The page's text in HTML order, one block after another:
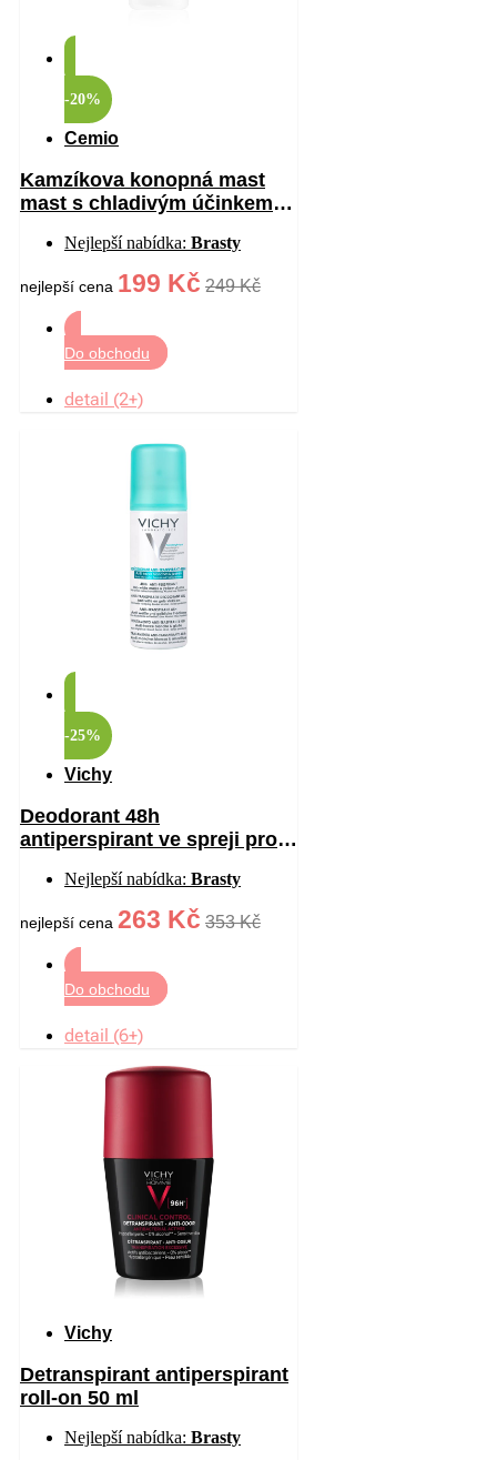
-20%
Cemio
Kamzíkova konopná mast
mast s chladivým účinkem
Nejlepší nabídka: Brasty
nejlepší cena 199 Kč 249 Kč
Do obchodu
detail (2+)
-25%
Vichy
Deodorant 48h
antiperspirant ve spreji proti
Nejlepší nabídka: Brasty
nejlepší cena 263 Kč 353 Kč
Do obchodu
detail (6+)
Vichy
Detranspirant antiperspirant
roll-on 50 ml
Nejlepší nabídka: Brasty